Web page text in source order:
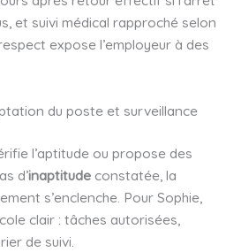
et suivi médical rapproché selon
expose l’employeur à des
du poste et surveillance
l’aptitude ou propose des
d’inaptitudeconstatée, la
s’enclenche. Pour Sophie,
clair : tâches autorisées,
de suivi.